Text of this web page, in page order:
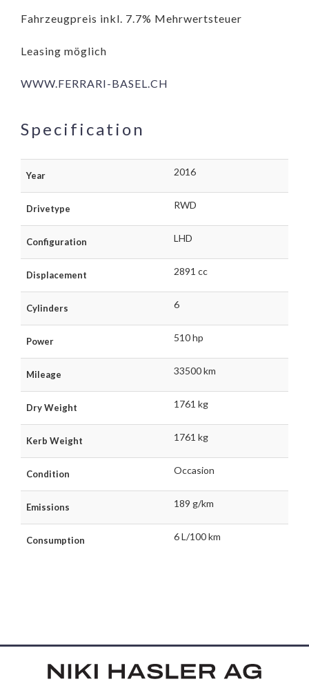
Fahrzeugpreis inkl. 7.7% Mehrwertsteuer
Leasing möglich
WWW.FERRARI-BASEL.CH
Specification
Year 2016
Drivetype RWD
Configuration LHD
Displacement 2891 cc
Cylinders 6
Power 510 hp
Mileage 33500 km
Dry Weight 1761 kg
Kerb Weight 1761 kg
Condition Occasion
Emissions 189 g/km
Consumption 6 L/100 km